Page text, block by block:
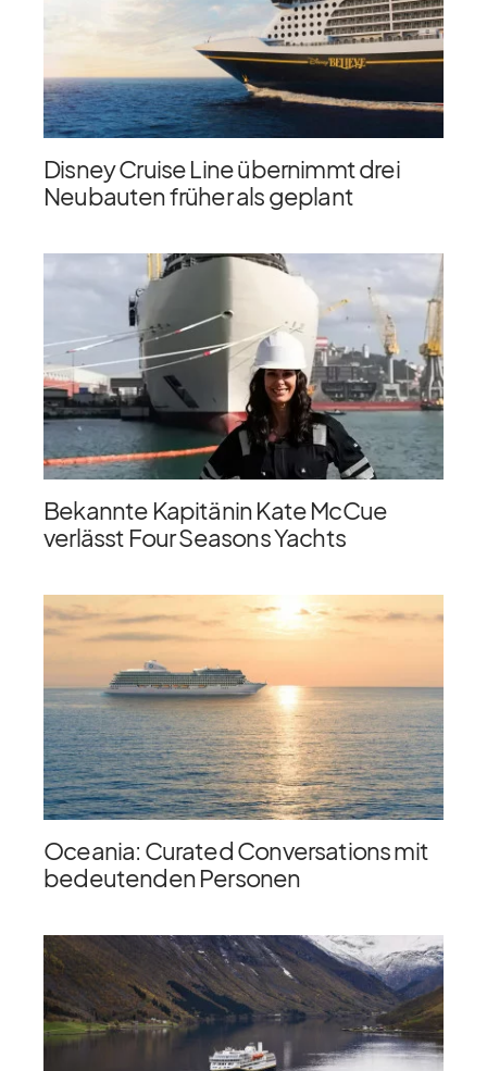
Disney Cruise Line übernimmt drei
Neubauten früher als geplant
Bekannte Kapitänin Kate McCue
verlässt Four Seasons Yachts
Oceania: Curated Conversations mit
bedeutenden Personen